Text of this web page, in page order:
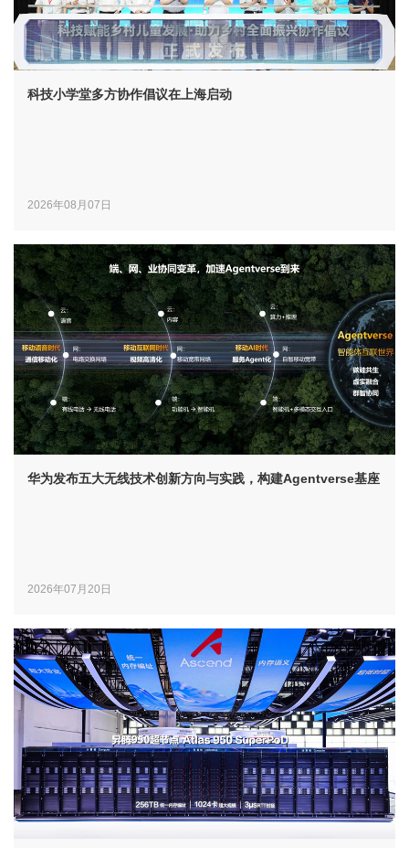
科技小学堂多方协作倡议在上海启动
2026年08月07日
华为发布五大无线技术创新方向与实践，构建Agentverse基座
2026年07月20日